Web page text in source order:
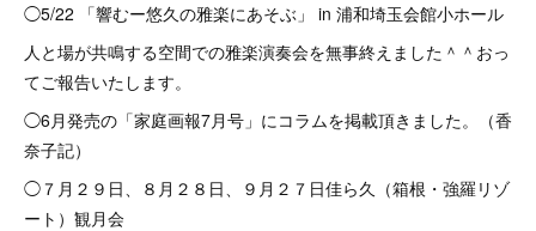
◯5/22 「響むー悠久の雅楽にあそぶ」 in 浦和埼玉会館小ホール
人と場が共鳴する空間での雅楽演奏会を無事終えました＾＾おっ
てご報告いたします。
◯6月発売の「家庭画報7月号」にコラムを掲載頂きました。（香
奈子記）
◯７月２９日、８月２８日、９月２７日佳ら久（箱根・強羅リゾ
ート）観月会